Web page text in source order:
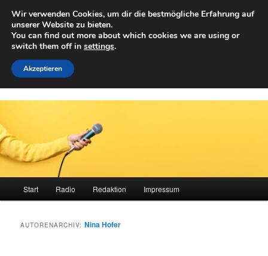
primären
Inhalt
springen
sekundären
Inhalt
springenAchwelle
Campus Medien der Fachhochschule Vorarlberg
Start Radio Redaktion Impressum
AUTORENARCHIV: Nina Hofer
Wir verwenden Cookies, um dir die bestmögliche Erfahrung auf
unserer Website zu bieten.
You can find out more about which cookies we are using or
switch them off in settings.
Akzeptieren